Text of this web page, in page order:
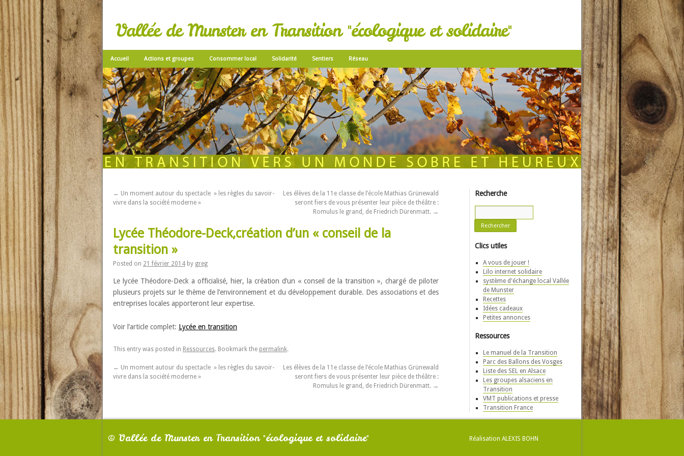
Vallée de Munster en Transition "écologique et solidaire"
Accueil Actions et groupes Consommer local Solidarité Sentiers Réseau
← Un moment autour du spectacle » les règles du savoir-
vivre dans la société moderne »
Les élèves de la 11e classe de l’école Mathias Grünewald
seront fiers de vous présenter leur pièce de théâtre :
Romulus le grand, de Friedrich Dürenmatt. →
Lycée Théodore-Deck,création d’un « conseil de la
transition »
Posted on 21 février 2014 by greg
Le lycée Théodore-Deck a officialisé, hier, la création d’un « conseil de la transition », chargé de piloter
plusieurs projets sur le thème de l’environnement et du développement durable. Des associations et des
entreprises locales apporteront leur expertise.
Voir l’article complet: Lycée en transition
This entry was posted in Ressources. Bookmark the permalink.
← Un moment autour du spectacle » les règles du savoir-
vivre dans la société moderne »
Les élèves de la 11e classe de l’école Mathias Grünewald
seront fiers de vous présenter leur pièce de théâtre :
Romulus le grand, de Friedrich Dürenmatt. →
Recherche
Clics utiles
A vous de jouer !
Lilo internet solidaire
système d'échange local Vallée
de Munster
Recettes
Idées cadeaux
Petites annonces
Ressources
Le manuel de la Transition
Parc des Ballons des Vosges
Liste des SEL en Alsace
Les groupes alsaciens en
Transition
VMT publications et presse
Transition France
© Vallée de Munster en Transition "écologique et solidaire" Réalisation ALEXIS BOHN